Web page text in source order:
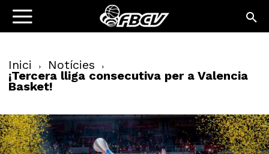
Inici Notícies
¡Tercera lliga consecutiva per a Valencia
Basket!